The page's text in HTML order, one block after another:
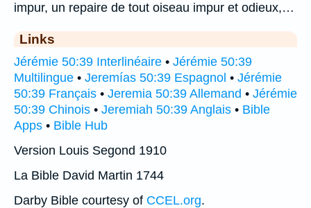
impur, un repaire de tout oiseau impur et odieux,…
Links
Jérémie 50:39 Interlinéaire • Jérémie 50:39
Multilingue • Jeremías 50:39 Espagnol • Jérémie
50:39 Français • Jeremia 50:39 Allemand • Jérémie
50:39 Chinois • Jeremiah 50:39 Anglais • Bible
Apps • Bible Hub
Version Louis Segond 1910
La Bible David Martin 1744
Darby Bible courtesy of CCEL.org.